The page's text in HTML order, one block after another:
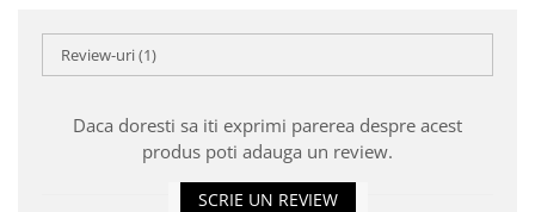
Review-uri(1)
Daca doresti sa iti exprimi parerea despre acest
produs poti adauga un review.
SCRIE UN REVIEW